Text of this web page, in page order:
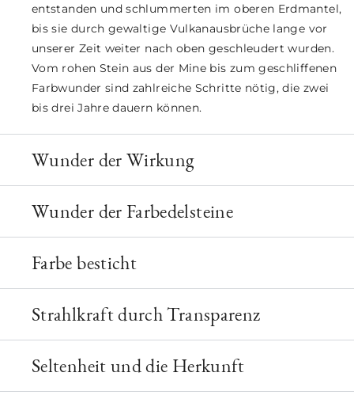
entstanden und schlummerten im oberen Erdmantel,
bis sie durch gewaltige Vulkanausbrüche lange vor
unserer Zeit weiter nach oben geschleudert wurden.
Vom rohen Stein aus der Mine bis zum geschliffenen
Farbwunder sind zahlreiche Schritte nötig, die zwei
bis drei Jahre dauern können.
Wunder der Wirkung
Wunder der Farbedelsteine
Farbe besticht
Strahlkraft durch Transparenz
Seltenheit und die Herkunft